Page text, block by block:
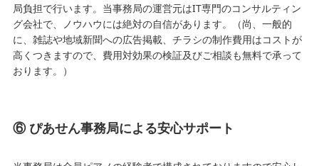
局負担で行います。当事務局の運営元はIT専門のコンサルティン
グ会社で、ノウハウには絶対の自信があります。（尚、一般的
に、雑誌や地域新聞への広告掲載、チラシの制作費用はコストが
高くつきますので、費用対効果の検証及びご相談も無料で承って
おります。）
⑥ ぴあせん事務局による安心サポート